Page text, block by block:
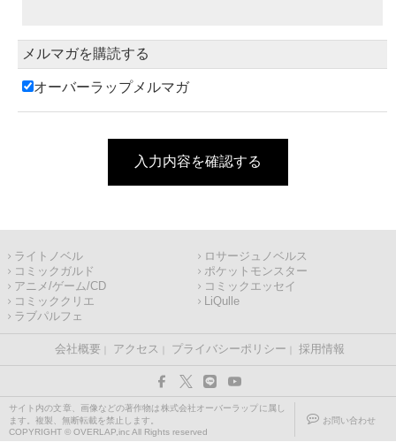
メルマガを購読する
オーバーラップメルマガ
入力内容を確認する
ライトノベル
ロサージュノベルス
コミックガルド
ポケットモンスター
アニメ/ゲーム/CD
コミックエッセイ
コミッククリエ
LiQulle
ラブパルフェ
会社概要 アクセス プライバシーポリシー 採用情報
サイト内の文章、画像などの著作物は株式会社オーバーラップに属し
ます。複製、無断転載を禁止します。
COPYRIGHT © OVERLAP,inc All Rights reserved
お問い合わせ